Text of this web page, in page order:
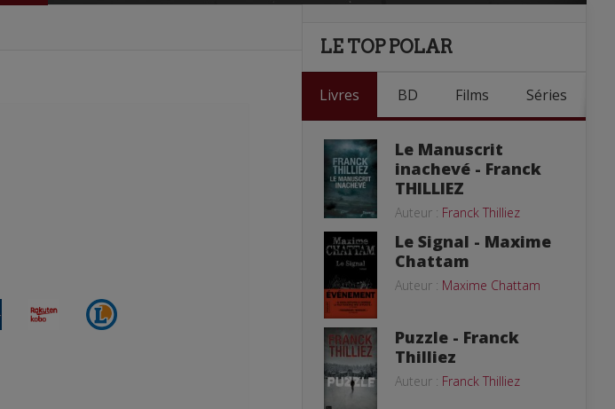
LE TOP POLAR
Livres BD Films Séries
Le Manuscrit
inachevé - Franck
THILLIEZ
Auteur : Franck Thilliez
Le Signal - Maxime
Chattam
Auteur : Maxime Chattam
Puzzle - Franck
Thilliez
Auteur : Franck Thilliez